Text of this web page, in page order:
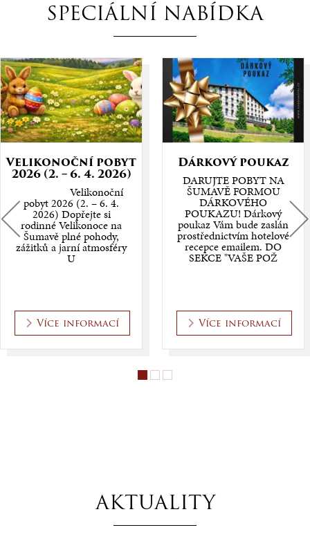
SPECIÁLNÍ NABÍDKA
Velikonoční pobyt
2026 (2. – 6. 4. 2026)
Velikonoční
pobyt 2026 (2. – 6. 4.
2026) Dopřejte si
rodinné Velikonoce na
Šumavě plné pohody,
zážitků a jarní atmosféry
U
Více informací
Dárkový poukaz
DARUJTE POBYT NA
ŠUMAVĚ FORMOU
DÁRKOVÉHO
POUKAZU! Dárkový
poukaz Vám bude zaslán
prostřednictvím hotelové
recepce emailem. DO
SEKCE "VAŠE POŽ
Více informací
AKTUALITY